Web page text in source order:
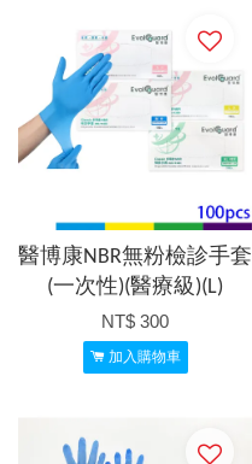
醫博康NBR無粉檢診手套
(一次性)(醫療級)(L)
NT$ 300
加入購物車